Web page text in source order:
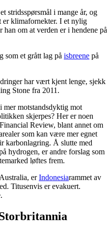
stridsspørsmål i mange år, og
er klimafornekter. I et nylig
han om at verden er i hendene på
som et grått lag på isbreene på
har vært kjent lenge, sjekk
Stone fra 2011.
mer motstandsdyktig mot
skjerpes? Her er noen
Review, blant annet om
som kan være mer egnet
karbonlagring. Å slutte med
hydrogen, er andre forslag som
løftes frem.
erIndonesiarammet av
Titusenvis er evakuert.